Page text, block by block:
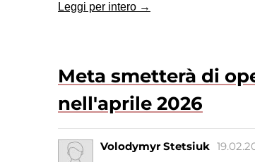
Leggi per intero →
Meta smetterà di
nell'aprile 2026
Volodymyr Stetsiuk